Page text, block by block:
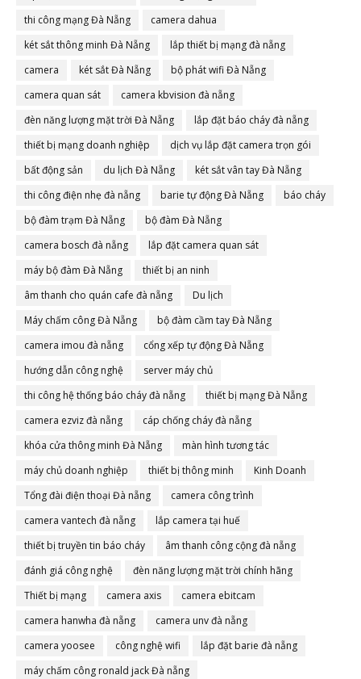
thi công mạng Đà Nẵng
camera dahua
két sắt thông minh Đà Nẵng
lắp thiết bị mạng đà nẵng
camera
két sắt Đà Nẵng
bộ phát wifi Đà Nẵng
camera quan sát
camera kbvision đà nẵng
đèn năng lượng mặt trời Đà Nẵng
lắp đặt báo cháy đà nẵng
thiết bị mạng doanh nghiệp
dịch vụ lắp đặt camera trọn gói
bất động sản
du lịch Đà Nẵng
két sắt vân tay Đà Nẵng
thi công điện nhẹ đà nẵng
barie tự động Đà Nẵng
báo cháy
bộ đàm trạm Đà Nẵng
bộ đàm Đà Nẵng
camera bosch đà nẵng
lắp đặt camera quan sát
máy bộ đàm Đà Nẵng
thiết bị an ninh
âm thanh cho quán cafe đà nẵng
Du lịch
Máy chấm công Đà Nẵng
bộ đàm cầm tay Đà Nẵng
camera imou đà nẵng
cổng xếp tự động Đà Nẵng
hướng dẫn công nghệ
server máy chủ
thi công hệ thống báo cháy đà nẵng
thiết bị mạng Đà Nẵng
camera ezviz đà nẵng
cáp chống cháy đà nẵng
khóa cửa thông minh Đà Nẵng
màn hình tương tác
máy chủ doanh nghiệp
thiết bị thông minh
Kinh Doanh
Tổng đài điện thoại Đà nẵng
camera công trình
camera vantech đà nẵng
lắp camera tại huế
thiết bị truyền tin báo cháy
âm thanh công cộng đà nẵng
đánh giá công nghệ
đèn năng lượng mặt trời chính hãng
Thiết bị mạng
camera axis
camera ebitcam
camera hanwha đà nẵng
camera unv đà nẵng
camera yoosee
công nghệ wifi
lắp đặt barie đà nẵng
máy chấm công ronald jack Đà nẵng